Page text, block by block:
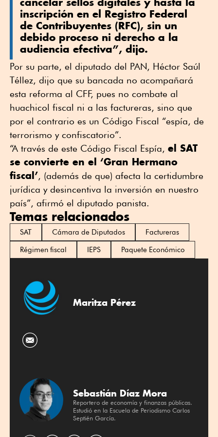
inscripción en el Registro Federal
de Contribuyentes (RFC), sin un
debido proceso ni derecho a la
audiencia efectiva”, dijo.
Por su parte, el diputado del PAN, Héctor Saúl
Téllez, dijo que su bancada no acompañará
esta reforma al CFF, pues no combate al
huachicol fiscal ni a las factureras, sino que
por el contrario es un Código Fiscal “espía, de
terrorismo y confiscatorio”.
“A través de este Código Fiscal Espía, el SAT
se convierte en el ‘Gran Hermano
fiscal’, (además de que) afecta la certidumbre
jurídica y desincentiva la inversión en nuestro
país”, afirmó el diputado panista.
Temas relacionados
SAT Cámara de Diputados
Factureras
Régimen fiscal
IEPS Paquete Económico
Maritza Pérez
Sebastián Díaz Mora
Reportero de economía y finanzas públicas.
Estudió en la Escuela de Periodismo Carlos
Septién García.